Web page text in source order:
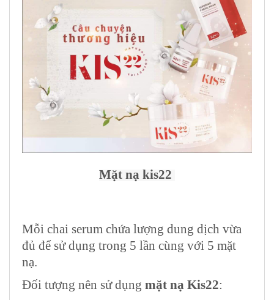
Mặt nạ kis22
Mỗi chai serum chứa lượng dung dịch vừa
đủ để sử dụng trong 5 lần cùng với 5 mặt
nạ.
Đối tượng nên sử dụng mặt nạ Kis22: